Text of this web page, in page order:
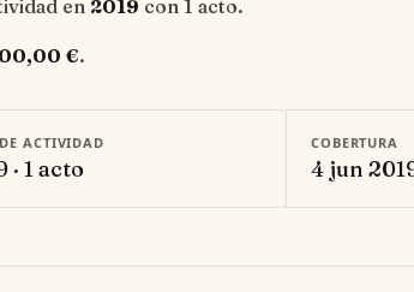
en 2019 con 1 acto.
€.
ACTIVIDAD
· 1 acto
COBERTURA
4 jun